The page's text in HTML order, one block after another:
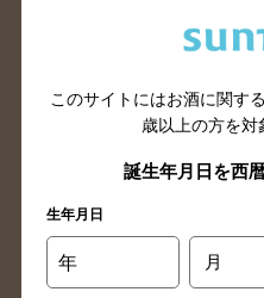
広島県のバー検索
島根県のバー検索
高知県のバー検索
長崎県のバー検索
大分県のバー検索
このサイトにはお酒に関す
歳以上の方を対
誕生年月日を西
生年月日
年 月